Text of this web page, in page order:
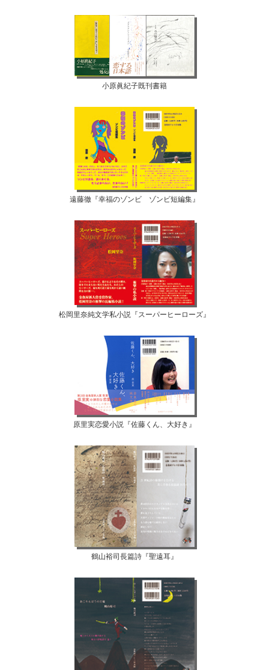
小原眞紀子既刊書籍
遠藤徹『幸福のゾンビ ゾンビ短編集』
松岡里奈純文学私小説『スーパーヒーローズ』
原里実恋愛小説『佐藤くん、大好き』
鶴山裕司長篇詩『聖遠耳』